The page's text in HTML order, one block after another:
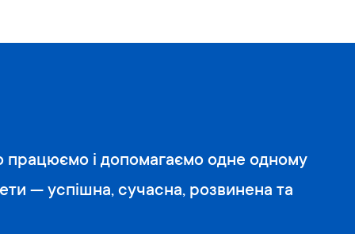
працюємо і допомагаємо одне одному
— успішна, сучасна, розвинена та